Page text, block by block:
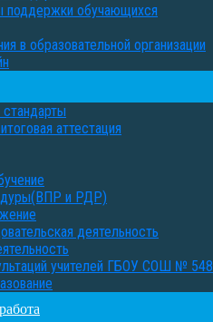
поддержки обучающихся
в образовательной организации
аттестация
и РДР)
деятельность
учителей ГБОУ СОШ № 548